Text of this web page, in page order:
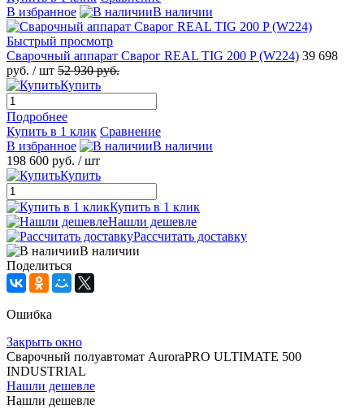
В избранное
В наличии
Быстрый просмотр
Сварочный аппарат Сварог REAL TIG 200 P (W224) 39 698
руб. / шт 52 930 руб.
Купить
Подробнее
Купить в 1 клик Сравнение
В избранное
В наличии
198 600 руб. / шт
Купить
Купить в 1 клик
Нашли дешевле
Рассчитать доставку
В наличии
Поделиться
Ошибка
Закрыть окно
Сварочный полуавтомат AuroraPRO ULTIMATE 500
INDUSTRIAL
Нашли дешевле
Нашли дешевле